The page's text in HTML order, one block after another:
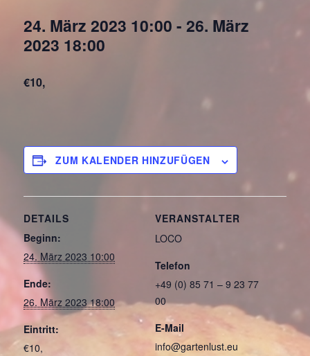
24. März 2023 10:00 -26. März
2023 18:00
€10,
ZUM KALENDER HINZUFÜGEN
DETAILS
Beginn:
24. März 2023 10:00
Ende:
26. März 2023 18:00
Eintritt:
€10,
VERANSTALTER
LOCO
Telefon
+49 (0) 85 71 – 9 23 77
00
E-Mail
info@gartenlust.eu